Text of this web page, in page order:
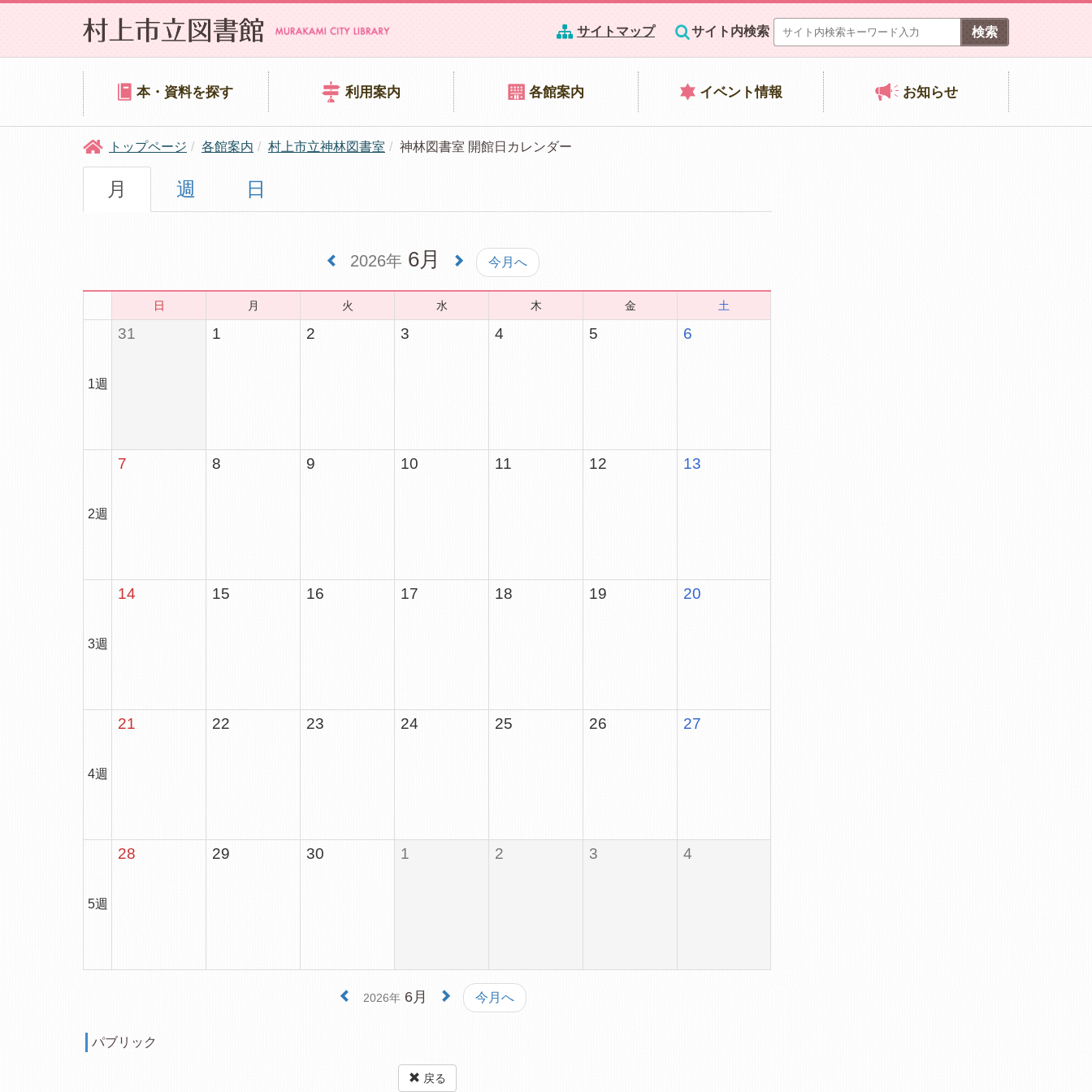
サイトマップ サイト内検索
本・資料を探す 利用案内 各館案内 イベント情報 お知らせ
トップページ 各館案内 村上市立神林図書室 神林図書室 開館日カレンダー
月 週 日
2026年 6月 今月へ
日 月 火 水 木 金 土
1週
31 1 2 3 4 5 6
2週
7 8 9 10 11 12 13
3週
14 15 16 17 18 19 20
4週
21 22 23 24 25 26 27
5週
28 29 30 1 2 3 4
2026年 6月 今月へ
パブリック
戻る